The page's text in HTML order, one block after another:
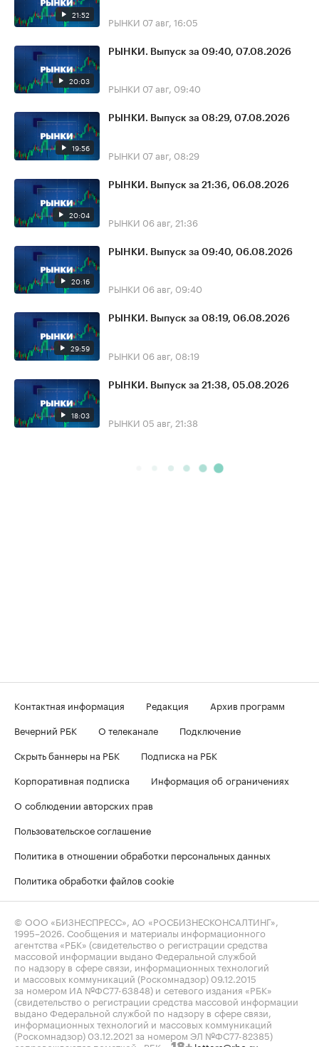
21:52 РЫНКИ 07 авг, 16:05
20:03
РЫНКИ. Выпуск за 09:40, 07.08.2026
РЫНКИ 07 авг, 09:40
19:56
РЫНКИ. Выпуск за 08:29, 07.08.2026
РЫНКИ 07 авг, 08:29
20:04
РЫНКИ. Выпуск за 21:36, 06.08.2026
РЫНКИ 06 авг, 21:36
20:16
РЫНКИ. Выпуск за 09:40, 06.08.2026
РЫНКИ 06 авг, 09:40
29:59
РЫНКИ. Выпуск за 08:19, 06.08.2026
РЫНКИ 06 авг, 08:19
18:03
РЫНКИ. Выпуск за 21:38, 05.08.2026
РЫНКИ 05 авг, 21:38
Контактная информация Редакция
Архив программ
Вечерний РБК
О телеканале
Подключение
Скрыть баннеры на РБК
Подписка на РБК
Корпоративная подписка
Информация об ограничениях
О соблюдении авторских прав
Пользовательское соглашение
Политика в отношении обработки персональных данных
Политика обработки файлов cookie
© ООО «БИЗНЕСПРЕСС», АО «РОСБИЗНЕСКОНСАЛТИНГ»,
1995–2026 . Сообщения и материалы информационного
агентства «РБК» (свидетельство о регистрации средства
массовой информации выдано Федеральной службой
по надзору в сфере связи, информационных технологий
и массовых коммуникаций (Роскомнадзор) 09.12.2015
за номером ИА №ФС77-63848) и сетевого издания «РБК»
(свидетельство о регистрации средства массовой информации
выдано Федеральной службой по надзору в сфере связи,
информационных технологий и массовых коммуникаций
(Роскомнадзор) 03.12.2021 за номером ЭЛ №ФС77-82385)